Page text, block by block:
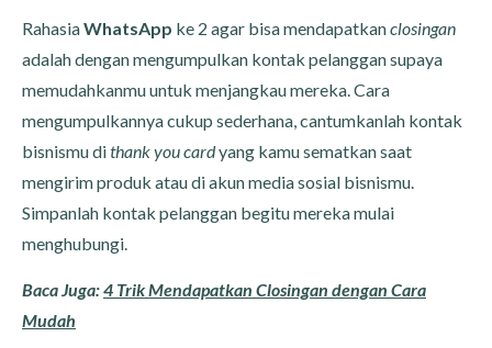
RahasiaWhatsApp ke 2 agar bisa mendapatkanclosingan
adalah dengan mengumpulkan kontak pelanggan supaya
memudahkanmu untuk menjangkau mereka. Cara
mengumpulkannya cukup sederhana, cantumkanlah kontak
bisnismu dithank you cardyang kamu sematkan saat
mengirim produk atau di akun media sosial bisnismu.
Simpanlah kontak pelanggan begitu mereka mulai
menghubungi.
Baca Juga:4 Trik Mendapatkan Closingan dengan Cara
Mudah